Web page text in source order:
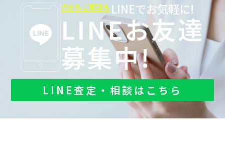
査定もご相談も LINEでお気軽に!
LINEお友達
募集中!
LINE査定・相談はこちら